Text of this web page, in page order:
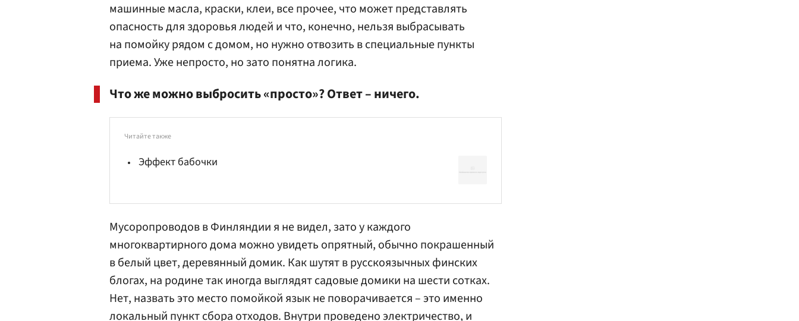
машинные масла, краски, клеи, все прочее, что может представлять
опасность для здоровья людей и что, конечно, нельзя выбрасывать
на помойку рядом с домом, но нужно отвозить в специальные пункты
приема. Уже непросто, но зато понятна логика.
Что же можно выбросить «просто»? Ответ – ничего.
Читайте также
Эффект бабочки
Мусоропроводов в Финляндии я не видел, зато у каждого
многоквартирного дома можно увидеть опрятный, обычно покрашенный
в белый цвет, деревянный домик. Как шутят в русскоязычных финских
блогах, на родине так иногда выглядят садовые домики на шести сотках.
Нет, назвать это место помойкой язык не поворачивается – это именно
локальный пункт сбора отходов. Внутри проведено электричество, и